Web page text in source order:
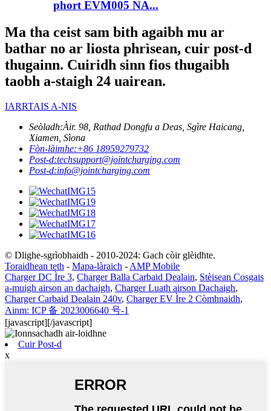
phort EVM005 NA...
Ma tha ceist sam bith agaibh mu ar
bathar no ar liosta phrìsean, cuir post-d
thugainn. Cuiridh sinn fios thugaibh
taobh a-staigh 24 uairean.
IARRTAIS A-NIS
Seòladh:Àir. 98, Rathad Dongfu a Deas, Sgìre Haicang,
Xiamen, Sìona
Fòn-làimhe:+86 18959279732
Post-d:techsupport@jointcharging.com
Post-d:info@jointcharging.com
© Dlighe-sgrìobhaidh - 2010-2024: Gach còir glèidhte.
Toraidhean teth - Mapa-làraich -AMP Mobile
Charger DC Ìre 3, Charger Balla Carbaid Dealain, Stèisean Cosgais
a-muigh airson an dachaigh, Charger Luath airson Dachaigh,
Charger Carbaid Dealain 240v, Charger EV Ìre 2 Còmhnaidh,
Ainm: ICP 备 2023006640 号-1
[javascript] [/javascript]
Cuir Post-d
x